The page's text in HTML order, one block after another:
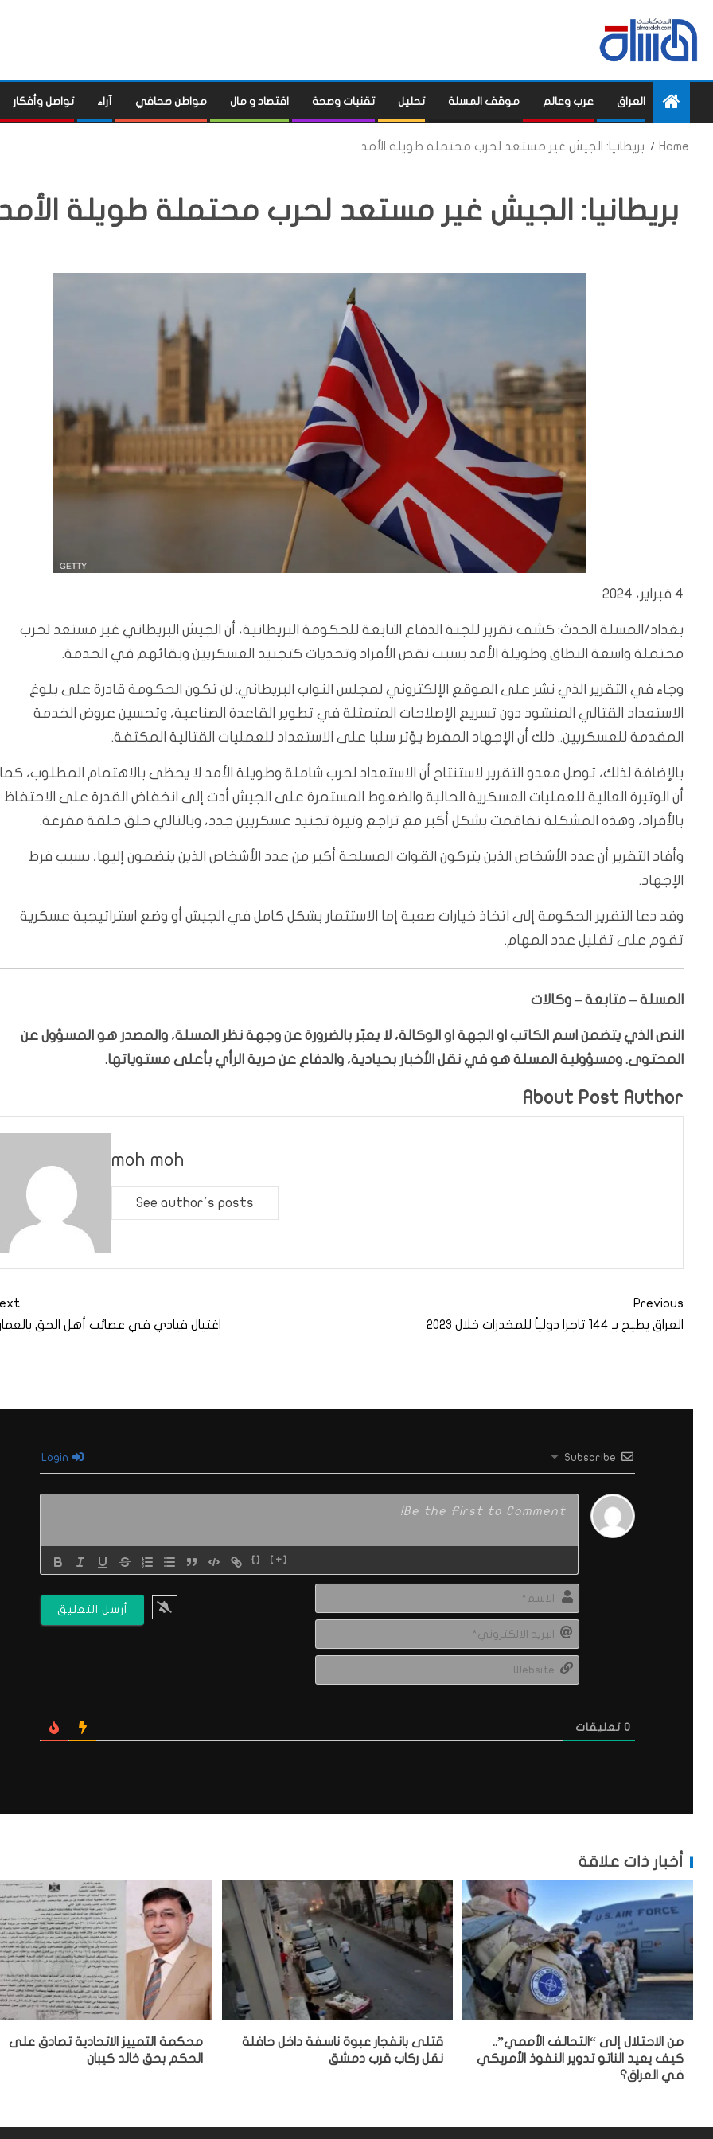
العراق عرب وعالم موقف المسلة تحليل تقنيات وصحة اقتصاد و مال مواطن صحافي آراء تواصل وأفكار
Home بريطانيا: الجيش غير مستعد لحرب محتملة طويلة الأمد
بريطانيا: الجيش غير مستعد لحرب محتملة طويلة
4 فبراير، 2024
بغداد/المسلة الحدث: كشف تقرير للجنة الدفاع التابعة للحكومة البريطانية، أن الجيش البريطاني غير مستعد لحرب
محتملة واسعة النطاق وطويلة الأمد بسبب نقص الأفراد وتحديات كتجنيد العسكريين وبقائهم في الخدمة.
وجاء في التقرير الذي نشر على الموقع الإلكتروني لمجلس النواب البريطاني: لن تكون الحكومة قادرة على بلوغ
الاستعداد القتالي المنشود دون تسريع الإصلاحات المتمثلة في تطوير القاعدة الصناعية، وتحسين عروض الخدمة
المقدمة للعسكريين.. ذلك أن الإجهاد المفرط يؤثر سلبا على الاستعداد للعمليات القتالية المكثفة.
بالإضافة لذلك، توصل معدو التقرير لاستنتاج أن الاستعداد لحرب شاملة وطويلة الأمد لا يحظى بالاهتمام المطلوب، كما
أن الوتيرة العالية للعمليات العسكرية الحالية والضغوط المستمرة على الجيش أدت إلى انخفاض القدرة على الاحتفاظ
بالأفراد، وهذه المشكلة تفاقمت بشكل أكبر مع تراجع وتيرة تجنيد عسكريين جدد، وبالتالي خلق حلقة مفرغة.
وأفاد التقرير أن عدد الأشخاص الذين يتركون القوات المسلحة أكبر من عدد الأشخاص الذين ينضمون إليها، بسبب فرط
الإجهاد.
وقد دعا التقرير الحكومة إلى اتخاذ خيارات صعبة إما الاستثمار بشكل كامل في الجيش أو وضع استراتيجية عسكرية
تقوم على تقليل عدد المهام.
المسلة – متابعة – وكالات
النص الذي يتضمن اسم الكاتب او الجهة او الوكالة، لا يعبّر بالضرورة عن وجهة نظر المسلة، والمصدر هو المسؤول عن
المحتوى. ومسؤولية المسلة هو في نقل الأخبار بحيادية، والدفاع عن حرية الرأي بأعلى مستوياتها.
About Post Author
moh moh
See author's posts
Previous
العراق يطيح بـ 144 تاجرا دولياً للمخدرات خلال 2023
اغتيال قيادي في عصائب أهل الحق
Subscribe
{} [+]
0 تعليقات
أخبار ذات علاقة
من الاحتلال إلى “التحالف الأممي”..
كيف يعيد الناتو تدوير النفوذ الأمريكي
في العراق؟
قتلى بانفجار عبوة ناسفة داخل حافلة
نقل ركاب قرب دمشق
محكمة التمييز الاتحادية تصادق على
الحكم بحق خالد كيبان